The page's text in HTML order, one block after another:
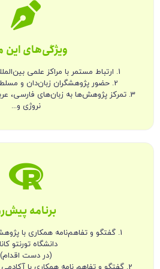
ویژگی‌های این
1. ارتباط مستمر با مراکز علمی بین‌المللی داخل و خارج کشور.
2. حضور پژوهشگران زبان‌دان و مسلط به نیازهای بین‌الملل
3. تمرکز پژوهش‌ها به زبان‌های فارسی،
نروژی و...
برنامه
1. گفتگو و تفاهم‌نامه همکاری با
دانشگاه تورنتو
(در دست اقدام)